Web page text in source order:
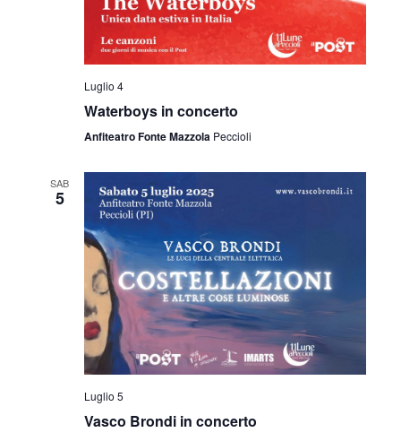
Luglio 4
Waterboys in concerto
Anfiteatro Fonte Mazzola Peccioli
SAB
5
Luglio 5
Vasco Brondi in concerto